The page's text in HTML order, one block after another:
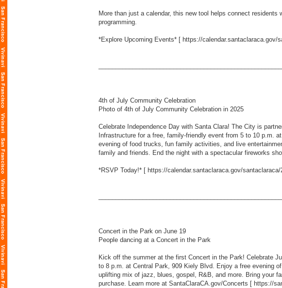
More than just a calendar, this new tool helps connect
programming.
*Explore Upcoming Events* [ https://calendar.santaclaraca.gov/
4th of July Community Celebration
Photo of 4th of July Community Celebration in 2025
Celebrate Independence Day with Santa Clara! The City is
Infrastructure for a free, family-friendly event from 5 to 10 p.m.
evening of food trucks, fun family activities, and live
family and friends. End the night with a spectacular fireworks
*RSVP Today!* [ https://calendar.santaclaraca.gov/
Concert in the Park on June 19
People dancing at a Concert in the Park
Kick off the summer at the first Concert in the Park! Celebrate
to 8 p.m. at Central Park, 909 Kiely Blvd. Enjoy a free evening
uplifting mix of jazz, blues, gospel, R&B, and more. Bring your
purchase. Learn more at SantaClaraCA.gov/Concerts [ https://